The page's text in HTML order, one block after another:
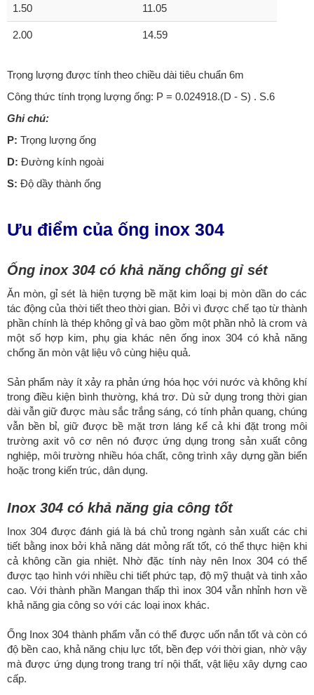
1.50 11.05
2.00 14.59
Trọng lượng được tính theo chiều dài tiêu chuẩn 6m
Công thức tính trọng lượng ống: P = 0.024918.(D - S) . S.6
Ghi chú:
P: Trọng lượng ống
D: Đường kính ngoài
S: Độ dầy thành ống
Ưu điểm của ống inox 304
Ống inox 304 có khả năng chống gỉ sét
Ăn mòn, gỉ sét là hiện tượng bề mặt kim loại bị mòn dần do các
tác động của thời tiết theo thời gian. Bởi vì được chế tạo từ thành
phần chính là thép không gỉ và bao gồm một phần nhỏ là crom và
một số hợp kim, phụ gia khác nên ống inox 304 có khả năng
chống ăn mòn vật liệu vô cùng hiệu quả.
Sản phẩm này ít xảy ra phản ứng hóa học với nước và không khí
trong điều kiện bình thường, khá trơ. Dù sử dụng trong thời gian
dài vẫn giữ được màu sắc trắng sáng, có tính phản quang, chúng
vẫn bền bỉ, giữ được bề mặt trơn láng kể cả khi đặt trong môi
trường axit vô cơ nên nó được ứng dụng trong sản xuất công
nghiệp, môi trường nhiều hóa chất, công trình xây dựng gần biển
hoặc trong kiến trúc, dân dụng.
Inox 304 có khả năng gia công tốt
Inox 304 được đánh giá là bá chủ trong ngành sản xuất các chi
tiết bằng inox bởi khả năng dát mỏng rất tốt, có thể thực hiện khi
cả không cần gia nhiệt. Nhờ đặc tính này nên Inox 304 có thể
được tạo hình với nhiều chi tiết phức tạp, độ mỹ thuật và tinh xảo
cao. Với thành phần Mangan thấp thì inox 304 vẫn nhỉnh hơn về
khả năng gia công so với các loại inox khác.
Ống Inox 304 thành phẩm vẫn có thể được uốn nắn tốt và còn có
độ bền cao, khả năng chịu lực tốt, bền đẹp với thời gian, nhờ vậy
mà được ứng dụng trong trang trí nội thất, vật liệu xây dựng cao
cấp.